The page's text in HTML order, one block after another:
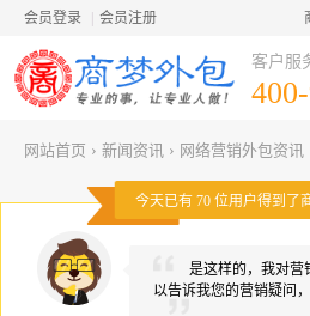
会员登录 会员注册
客户服
网站首页 › 新闻资讯 › 网络营销外包资讯
今天已有 70 位用户得到了
是这样的，我对营
以告诉我您的营销疑问